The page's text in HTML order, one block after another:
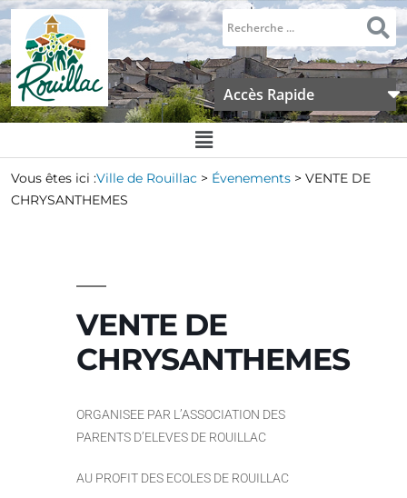
Accès Rapide
Vous êtes ici :Ville de Rouillac > Évenements > VENTE DE
CHRYSANTHEMES
VENTE DE
CHRYSANTHEMES
ORGANISEE PAR L’ASSOCIATION DES
PARENTS D’ELEVES DE ROUILLAC
AU PROFIT DES ECOLES DE ROUILLAC